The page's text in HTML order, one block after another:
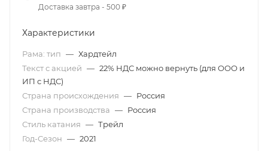
Доставка завтра - 500 ₽
Характеристики
Рама: тип — Хардтейл
Текст с акцией — 22% НДС можно вернуть (для ООО и
ИП с НДС)
Страна происхождения — Россия
Страна производства — Россия
Стиль катания — Трейл
Год-Сезон — 2021